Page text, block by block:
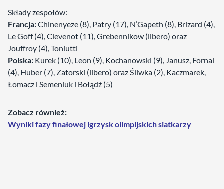
Składy zespołów:
Francja:Chinenyeze (8), Patry (17), N’Gapeth (8), Brizard (4),
Le Goff (4), Clevenot (11), Grebennikow (libero) oraz
Jouffroy (4), Toniutti
Polska: Kurek (10), Leon (9), Kochanowski (9), Janusz, Fornal
(4), Huber (7), Zatorski (libero) oraz Śliwka (2), Kaczmarek,
Łomacz i Semeniuk i Bołądź (5)
Zobacz również:
Wyniki fazy finałowej igrzysk olimpijskich siatkarzy